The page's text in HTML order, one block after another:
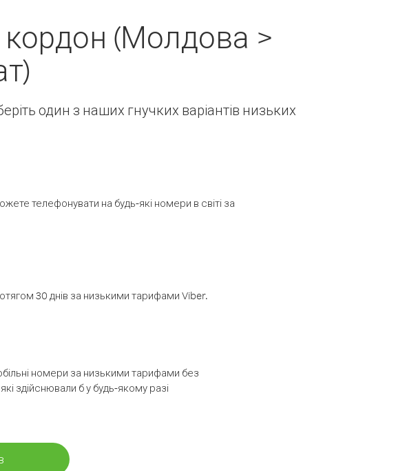
(Молдова >
один з наших гнучких варіантів низьких
телефонувати на будь-які номери в світі за
30 днів за низькими тарифами Viber.
номери за низькими тарифами без
здійснювали б у будь-якому разі